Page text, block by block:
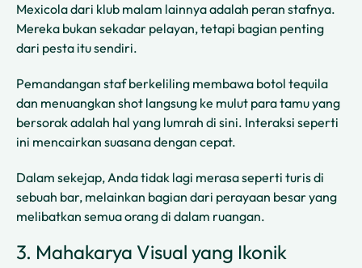
Mexicola dari klub malam lainnya adalah peran stafnya.
Mereka bukan sekadar pelayan, tetapi bagian penting
dari pesta itu sendiri.
Pemandangan staf berkeliling membawa botol tequila
dan menuangkan shot langsung ke mulut para tamu yang
bersorak adalah hal yang lumrah di sini. Interaksi seperti
ini mencairkan suasana dengan cepat.
Dalam sekejap, Anda tidak lagi merasa seperti turis di
sebuah bar, melainkan bagian dari perayaan besar yang
melibatkan semua orang di dalam ruangan.
3. Mahakarya Visual yang Ikonik